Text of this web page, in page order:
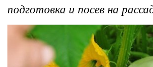
подготовка и посев на